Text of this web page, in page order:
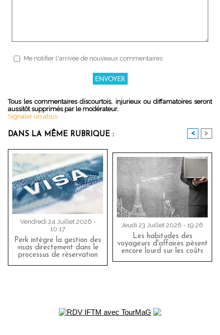
Me notifier l'arrivée de nouveaux commentaires
Tous les commentaires discourtois, injurieux ou diffamatoires seront
aussitôt supprimés par le modérateur.
Signaler un abus
DANS LA MÊME RUBRIQUE : < >
Vendredi 24 Juillet 2026 -
10:17
Perk intègre la gestion des
visas directement dans le
processus de réservation
Jeudi 23 Juillet 2026 - 19:26
Les habitudes des
voyageurs d'affaires pèsent
encore lourd sur les coûts